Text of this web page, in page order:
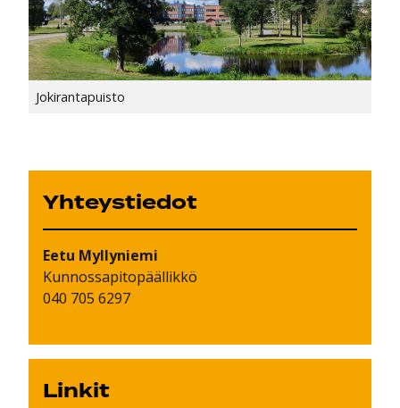
Jokirantapuisto
Yhteystiedot
Eetu Myllyniemi
Kunnossapitopäällikkö
040 705 6297
Linkit